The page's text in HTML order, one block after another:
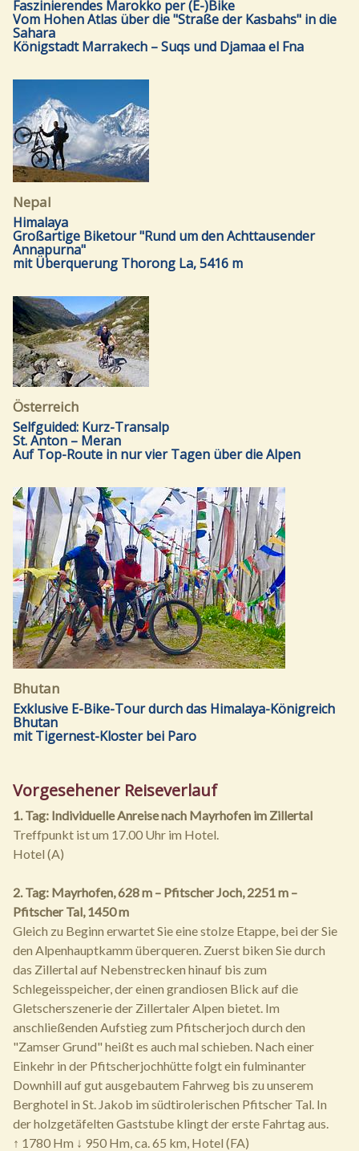
Faszinierendes Marokko per (E-)Bike
Vom Hohen Atlas über die "Straße der Kasbahs" in die
Sahara
Königstadt Marrakech – Suqs und Djamaa el Fna
Nepal
Himalaya
Großartige Biketour "Rund um den Achttausender
Annapurna"
mit Überquerung Thorong La, 5416 m
Österreich
Selfguided: Kurz-Transalp
St. Anton – Meran
Auf Top-Route in nur vier Tagen über die Alpen
Bhutan
Exklusive E-Bike-Tour durch das Himalaya-Königreich
Bhutan
mit Tigernest-Kloster bei Paro
Vorgesehener Reiseverlauf
1. Tag: Individuelle Anreise nach Mayrhofen im Zillertal
Treffpunkt ist um 17.00 Uhr im Hotel.
Hotel (A)
2. Tag: Mayrhofen, 628 m – Pfitscher Joch, 2251 m –
Pfitscher Tal, 1450 m
Gleich zu Beginn erwartet Sie eine stolze Etappe, bei der Sie
den Alpenhauptkamm überqueren. Zuerst biken Sie durch
das Zillertal auf Nebenstrecken hinauf bis zum
Schlegeisspeicher, der einen grandiosen Blick auf die
Gletscherszenerie der Zillertaler Alpen bietet. Im
anschließenden Aufstieg zum Pfitscherjoch durch den
"Zamser Grund" heißt es auch mal schieben. Nach einer
Einkehr in der Pfitscherjochhütte folgt ein fulminanter
Downhill auf gut ausgebautem Fahrweg bis zu unserem
Berghotel in St. Jakob im südtirolerischen Pfitscher Tal. In
der holzgetäfelten Gaststube klingt der erste Fahrtag aus.
↑ 1780 Hm ↓ 950 Hm, ca. 65 km, Hotel (FA)